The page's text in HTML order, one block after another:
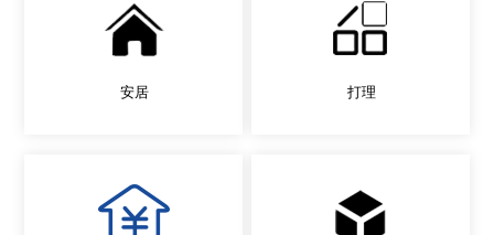
安居 打理